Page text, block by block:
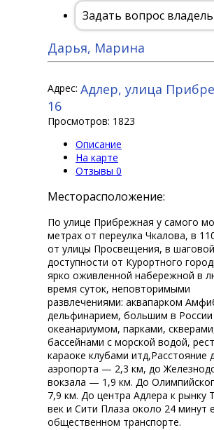
Задать вопрос
Дарья, Марина
Адрес: Адлер, улица
16
Просмотров: 1823
Описание
На карте
Отзывы 0
Месторасположение:
По улице Прибрежная у самого
метрах от переулка Чкалова, в
от улицы Просвещения, в шаговой
доступности от Курортного
ярко оживленной набережной в
время суток, неповторимыми
развлечениями: аквапарком
дельфинарием, большим в России
океанариумом, парками,
бассейнами с морской водой,
караоке клубами итд,Расстояние
аэропорта — 2,3 км, до
вокзала — 1,9 км. До
7,9 км. До центра Адлера к рынку
век и Сити Плаза около 24 минут
общественном транспорте.